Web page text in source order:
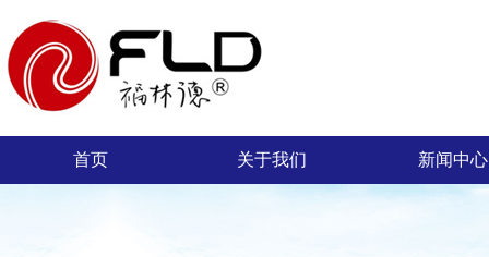
首页 关于我们 新闻中心